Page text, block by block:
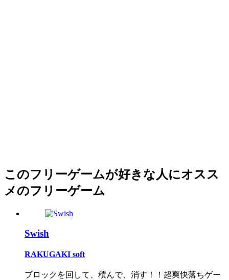
このフリーゲームが好きな人にオスス
メのフリーゲーム
Swish
RAKUGAKI soft
ブロックを回して、積んで、消す！！超爽快落ちゲー